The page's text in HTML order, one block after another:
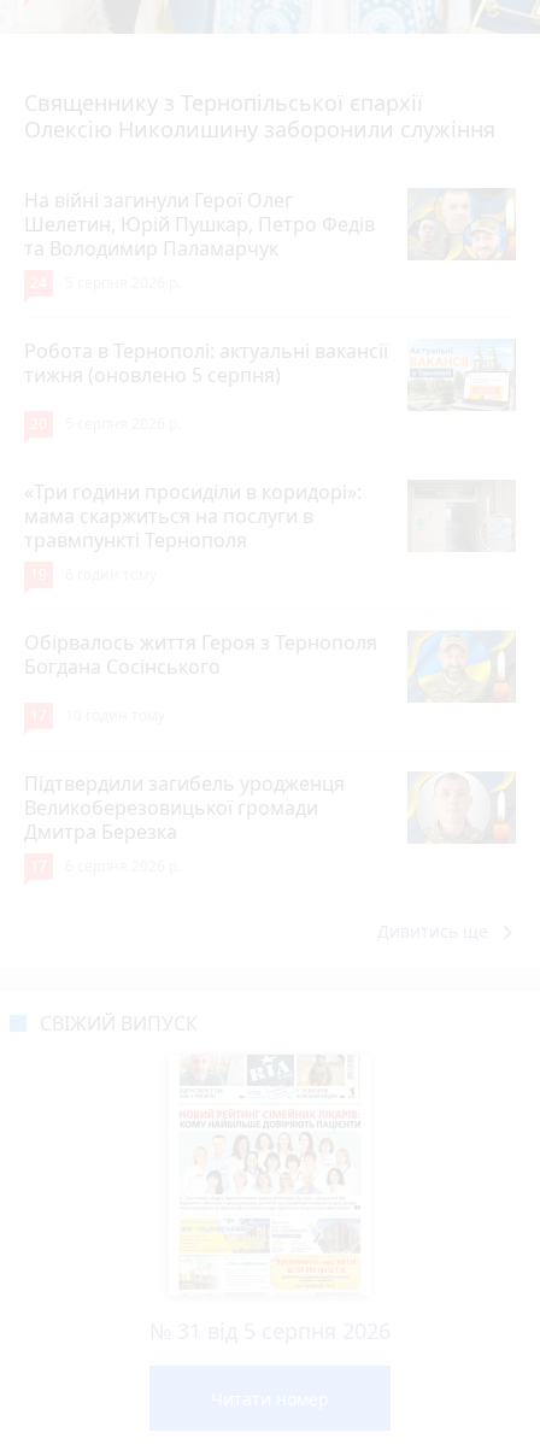
Священнику з Тернопільської єпархії
Олексію Николишину заборонили служіння
На війні загинули Герої Олег
Шелетин, Юрій Пушкар, Петро Федів
та Володимир Паламарчук
Робота в Тернополі: актуальні вакансії
тижня (оновлено 5 серпня)
«Три години просиділи в коридорі»:
мама скаржиться на послуги в
травмпункті Тернополя
Обірвалось життя Героя з Тернополя
Богдана Сосінського
Підтвердили загибель уродженця
Великоберезовицької громади
Дмитра Березка